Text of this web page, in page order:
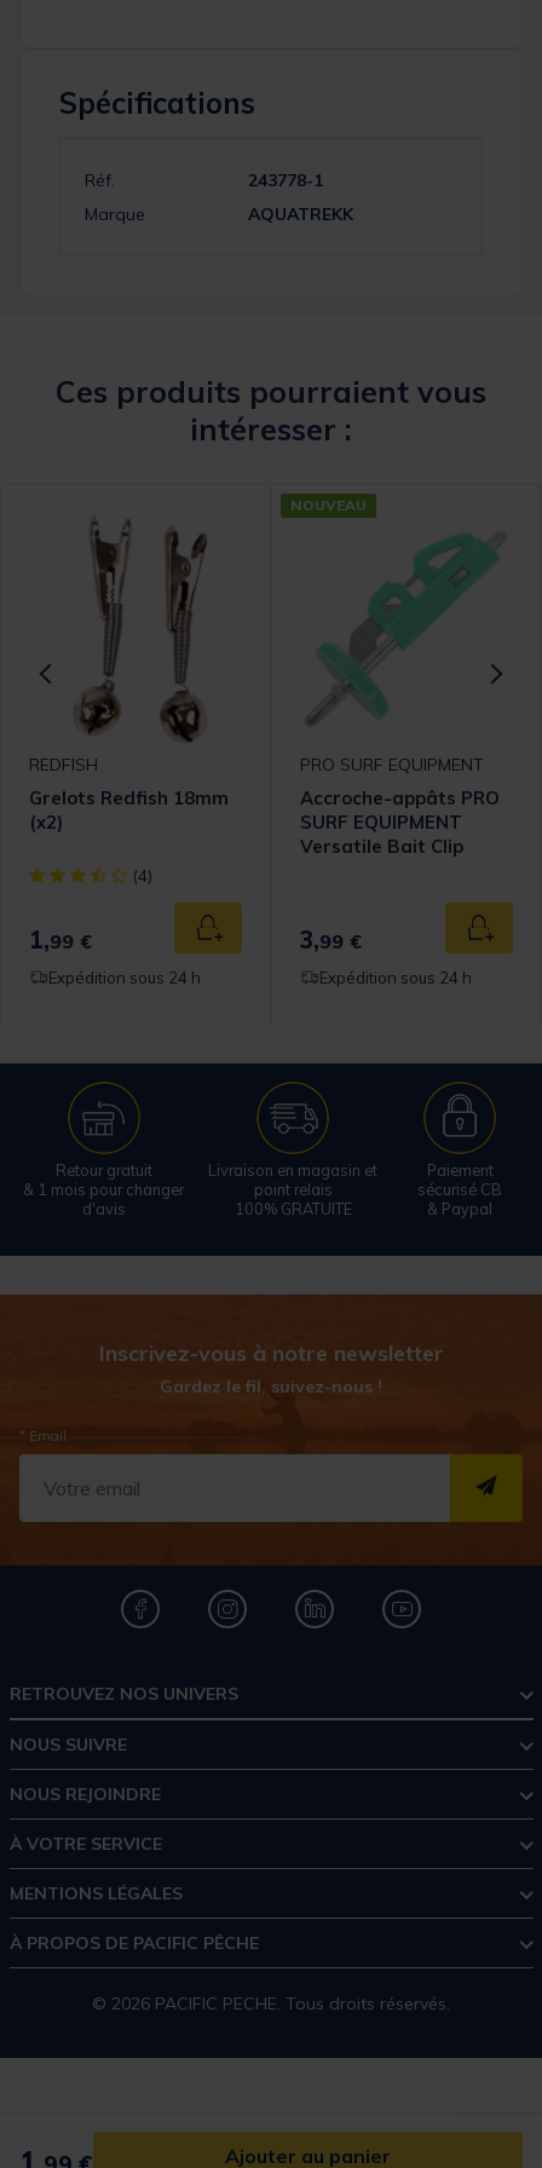
Ajouter au panier
Spécifications
Réf.
243778-1
Marque
AQUATREKK
Ces produits pourraient vous
intéresser :
panier
REDFISH
Grelots Redfish 18mm
(x2)
[object Object] out of 5 Customer Rating
(4)
1,99 € Ajouter au panier
Expédition sous 24 h
NOUVEAU
PRO SURF EQUIPMENT
Accroche-appâts PRO
SURF EQUIPMENT
Versatile Bait Clip
3,99 €
Expédition sous 24 h
Retour gratuit
& 1 mois pour changer
d'avis
Livraison en magasin et
point relais
100% GRATUITE
Paiement
sécurisé CB
& Paypal
Inscrivez-vous à notre newsletter
Gardez le fil, suivez-nous !
* Email
RETROUVEZ NOS UNIVERS
NOUS SUIVRE
NOUS REJOINDRE
À VOTRE SERVICE
MENTIONS LÉGALES
À PROPOS DE PACIFIC PÊCHE
© 2026 PACIFIC PECHE. Tous droits réservés.